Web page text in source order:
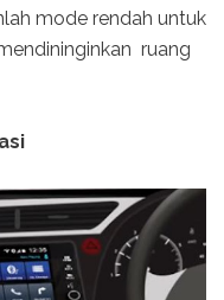
mode rendah untuk
ruang